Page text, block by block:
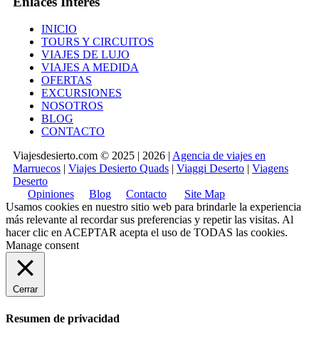
INICIO
TOURS Y CIRCUITOS
VIAJES DE LUJO
VIAJES A MEDIDA
OFERTAS
EXCURSIONES
NOSOTROS
BLOG
CONTACTO
Viajesdesierto.com © 2025 | 2026 | Agencia de viajes en
Marruecos | Viajes Desierto Quads | Viaggi Deserto | Viagens
Deserto
Opiniones
Blog Contacto
Site Map
Usamos cookies en nuestro sitio web para brindarle la experiencia
más relevante al recordar sus preferencias y repetir las visitas. Al
hacer clic en ACEPTAR acepta el uso de TODAS las cookies.
Manage consent
Cerrar
Resumen de privacidad